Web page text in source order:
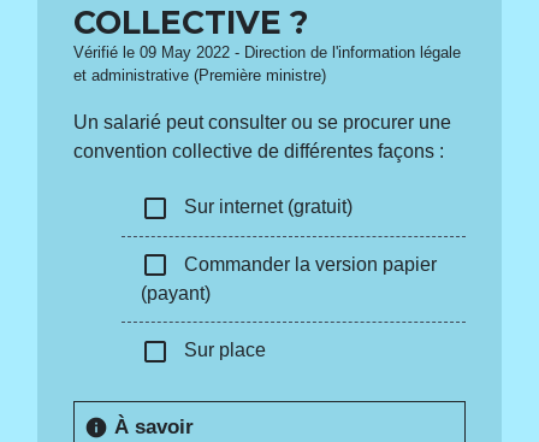
COLLECTIVE ?
Vérifié le 09 May 2022 - Direction de l'information légale
et administrative (Première ministre)
Un salarié peut consulter ou se procurer une
convention collective de différentes façons :
check_box_outline_blank Sur internet (gratuit)
check_box_outline_blank
Commander la version papier
(payant)
check_box_outline_blank Sur place
info À savoir